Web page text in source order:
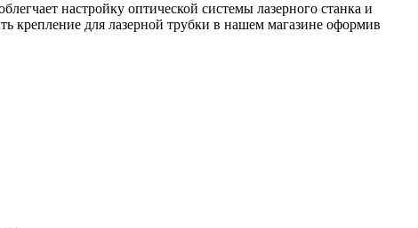
настройку оптической системы лазерного станка и
крепление для лазерной трубки в нашем магазине оформив